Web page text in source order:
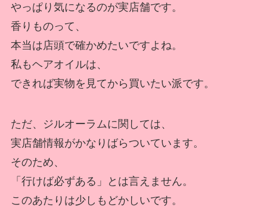
やっぱり気になるのが実店舗です。
香りものって、
本当は店頭で確かめたいですよね。
私もヘアオイルは、
できれば実物を見てから買いたい派です。
ただ、ジルオーラムに関しては、
実店舗情報がかなりばらついています。
そのため、
「行けば必ずある」とは言えません。
このあたりは少しもどかしいです。